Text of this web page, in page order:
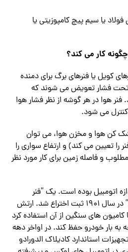
یا سیم پیچ کامپوزیتی یا
کار می کند؟
کویل یا فنرهای برگ برای دمنده
تحت فشار تعویض می شوند که
هوا در هر گوشه از نظر فشار هوا
می شود.
کن هوا و مخزن هوا، می توان
را تعیین می کند) و ارتفاع سواری را
و فاصله زمین برای کار مورد نظر
اتومبیل بوده است. یک “فنر
پنوماتیک برای وسایل نقلیه” در سال 1901 ثبت اختراع شد. ارتش
های سنگین از آن استفاده کرد
به بار خودرو حفظ کند. در اواخر دهه
استاندارد کادیلاک الدورادو